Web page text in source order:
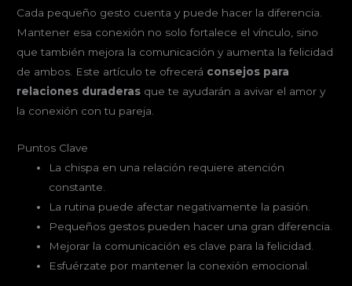
Cada pequeño gesto cuenta y puede hacer la diferencia.
Mantener esa conexión no solo fortalece el vínculo, sino
que también mejora la comunicación y aumenta la felicidad
de ambos. Este artículo te ofrecerá consejos para
relaciones duraderas que te ayudarán a avivar el amor y
la conexión con tu pareja.
Puntos Clave
La chispa en una relación requiere atención
constante.
La rutina puede afectar negativamente la pasión.
Pequeños gestos pueden hacer una gran diferencia.
Mejorar la comunicación es clave para la felicidad.
Esfuérzate por mantener la conexión emocional.